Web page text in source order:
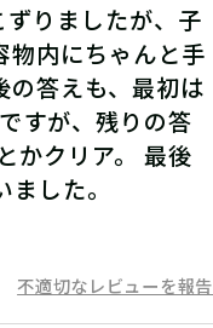
キットが届
トフォンな
う！
りましたが、子
物内にちゃんと手
の答えも、最初は
すが、残りの答
かクリア。 最後
した。
不適切なレビューを報告